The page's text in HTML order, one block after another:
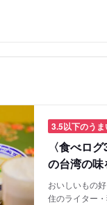
3.5以下のう
〈食べロ
の台湾の味
おいしいもの
住のライター